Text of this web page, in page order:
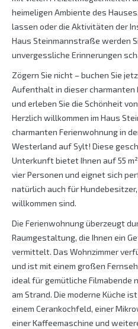
heimeligen Ambiente des
lassen oder die Aktivitäten der
Haus Steinmannstraße werden
unvergessliche Erinnerungen
Zögern Sie nicht – buchen Sie
Aufenthalt in dieser charmanten
und erleben Sie die Schönheit
Herzlich willkommen im Haus
charmanten Ferienwohnung in
Westerland auf Sylt! Diese
Unterkunft bietet Ihnen auf 55
vier Personen und eignet sich
natürlich auch für
willkommen sind.
Die Ferienwohnung überzeugt
Raumgestaltung, die Ihnen ein
vermittelt. Das Wohnzimmer
und ist mit einem großen
ideal für gemütliche Filmabende
am Strand. Die moderne Küche
einem Cerankochfeld, einer
einer Kaffeemaschine und